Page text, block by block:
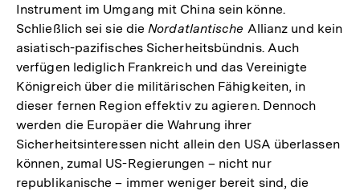
Instrument im Umgang mit China sein könne.
Schließlich sei sie die Nordatlantische Allianz und kein
asiatisch-pazifisches Sicherheitsbündnis. Auch
verfügen lediglich Frankreich und das Vereinigte
Königreich über die militärischen Fähigkeiten, in
dieser fernen Region effektiv zu agieren. Dennoch
werden die Europäer die Wahrung ihrer
Sicherheitsinteressen nicht allein den USA überlassen
können, zumal US-Regierungen – nicht nur
republikanische – immer weniger bereit sind, die